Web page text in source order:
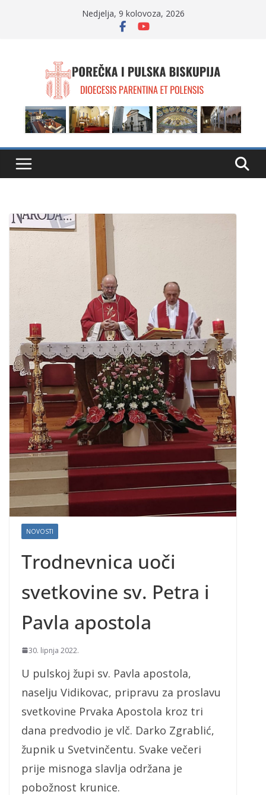
Nedjelja, 9 kolovoza, 2026
NOVOSTI
Trodnevnica uoči
svetkovine sv. Petra i
Pavla apostola
30. lipnja 2022.
U pulskoj župi sv. Pavla apostola,
naselju Vidikovac, pripravu za proslavu
svetkovine Prvaka Apostola kroz tri
dana predvodio je vlč. Darko Zgrablić,
župnik u Svetvinčentu. Svake večeri
prije misnoga slavlja održana je
pobožnost krunice.